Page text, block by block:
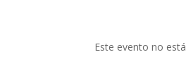
Este evento no